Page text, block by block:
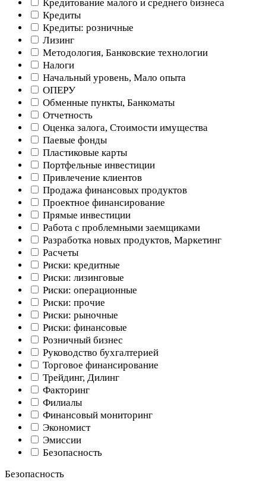
Кредитование малого и среднего бизнеса
Кредиты
Кредиты: розничные
Лизинг
Методология, Банковские технологии
Налоги
Начальный уровень, Мало опыта
ОПЕРУ
Обменные пункты, Банкоматы
Отчетность
Оценка залога, Стоимости имущества
Паевые фонды
Пластиковые карты
Портфельные инвестиции
Привлечение клиентов
Продажа финансовых продуктов
Проектное финансирование
Прямые инвестиции
Работа с проблемными заемщиками
Разработка новых продуктов, Маркетинг
Расчеты
Риски: кредитные
Риски: лизинговые
Риски: операционные
Риски: прочие
Риски: рыночные
Риски: финансовые
Розничный бизнес
Руководство бухгалтерией
Торговое финансирование
Трейдинг, Дилинг
Факторинг
Филиалы
Финансовый мониторинг
Экономист
Эмиссии
Безопасность
Безопасность